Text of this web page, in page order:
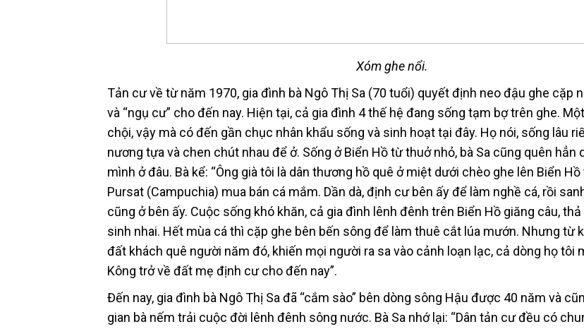
Xóm ghe nổi.
Tản cư về từ năm 1970, gia đình bà Ngô Thị Sa (70 tuổi) quyết định neo đậu ghe cặp
và “ngụ cư” cho đến nay. Hiện tại, cả gia đình 4 thế hệ đang sống tạm bợ trên ghe.
chội, vậy mà có đến gần chục nhân khẩu sống và sinh hoạt tại đây. Họ nói, sống lâu
nương tựa và chen chút nhau để ở. Sống ở Biển Hồ từ thuở nhỏ, bà Sa cũng quên hẳn
mình ở đâu. Bà kể: “Ông già tôi là dân thương hồ quê ở miệt dưới chèo ghe lên Biển
Pursat (Campuchia) mua bán cá mắm. Dần dà, định cư bên ấy để làm nghề cá, rồi
cũng ở bên ấy. Cuộc sống khó khăn, cả gia đình lênh đênh trên Biển Hồ giăng câu,
sinh nhai. Hết mùa cá thì cặp ghe bên bến sông để làm thuê cắt lúa mướn. Nhưng từ
đất khách quê người năm đó, khiến mọi người ra sa vào cảnh loạn lạc, cả dòng họ tôi
Kông trở về đất mẹ định cư cho đến nay”.
Đến nay, gia đình bà Ngô Thị Sa đã “cắm sào” bên dòng sông Hậu được 40 năm và
gian bà nếm trải cuộc đời lênh đênh sông nước. Bà Sa nhớ lại: “Dân tản cư đều có